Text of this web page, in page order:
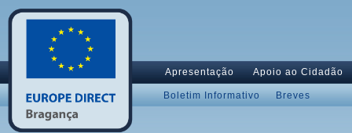
Apresentação Apoio ao Cidadão
Boletim Informativo Breves